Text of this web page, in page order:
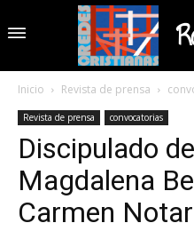
Inicio Revista de prensa
Revista de prensa convocatorias
Discipulado
Magdalena
Carmen